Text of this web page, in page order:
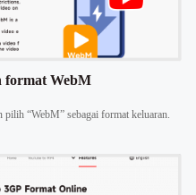
format WebM
“WebM” sebagai format keluaran.